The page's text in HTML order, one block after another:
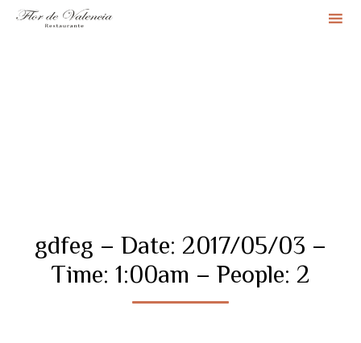
gdfeg – Date: 2017/05/03 –
Time: 1:00am – People: 2